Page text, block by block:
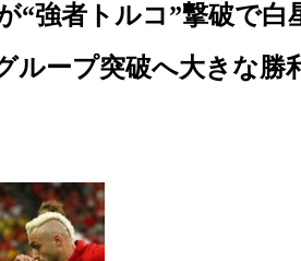
“強者トルコ”撃破で白
ープ突破へ大きな勝